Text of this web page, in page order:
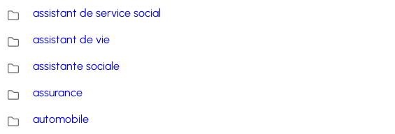
assistant de service social
assistant de vie
assistante sociale
assurance
automobile